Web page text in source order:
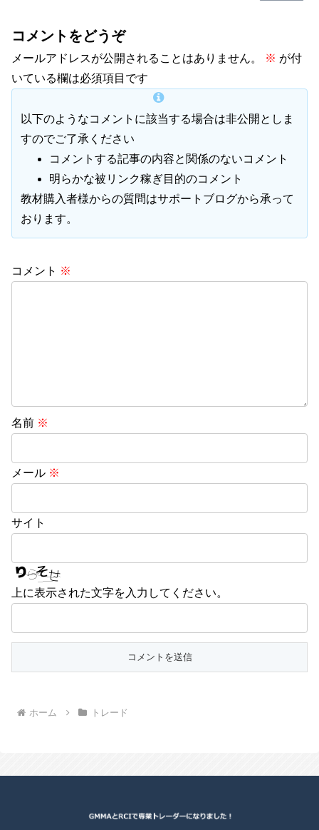
コメントをどうぞ
メールアドレスが公開されることはありません。 ※ が付
いている欄は必須項目です
以下のようなコメントに該当する場合は非公開としま
すのでご了承ください
コメントする記事の内容と関係のないコメント
明らかな被リンク稼ぎ目的のコメント
教材購入者様からの質問はサポートブログから承って
おります。
コメント ※
名前 ※
メール ※
サイト
上に表示された文字を入力してください。
ホーム トレード